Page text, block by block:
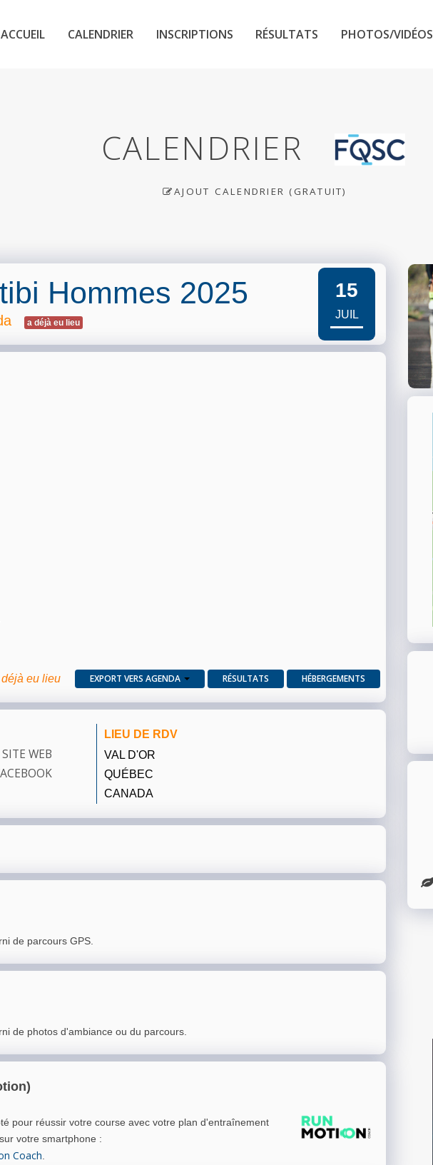
ACCUEIL CALENDRIER INSCRIPTIONS RÉSULTATS PHOTOS/VIDÉOS
CALENDRIER
AJOUT CALENDRIER (GRATUIT)
Hommes 2025
a déjà eu lieu
15
JUIL
eu lieu EXPORT VERS AGENDA RÉSULTATS HÉBERGEMENTS
SITE WEB
LIEU DE RDV
VAL D'OR
QUÉBEC
CANADA
de parcours GPS.
de photos d'ambiance ou du parcours.
pour réussir votre course avec votre plan d'entraînement
votre smartphone :
Coach.